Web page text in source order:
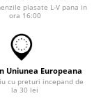
plasate L-V pana in
ora 16:00
Uniunea Europeana
cu preturi incepand de
la 30 lei